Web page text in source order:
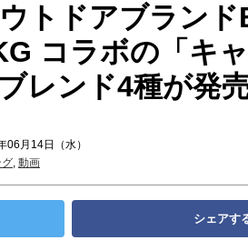
トドアブランド
コラボの「キ
レンド4種が発
月14日（水）
グ, 動画
シェアす